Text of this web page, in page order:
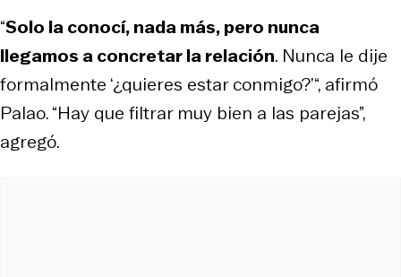
“Solo la conocí, nada más, pero nunca
llegamos a concretar la relación. Nunca le dije
formalmente ‘¿quieres estar conmigo?’“, afirmó
Palao. “Hay que filtrar muy bien a las parejas”,
agregó.